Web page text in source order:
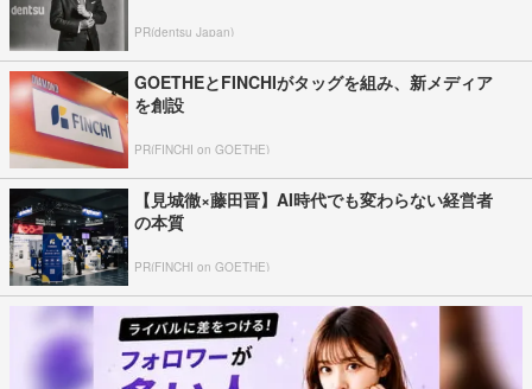
PR(dentsu Japan)
GOETHEとFINCHIがタッグを組み、新メディア
を創設
PR(FINCHI on GOETHE)
【見城徹×藤田晋】AI時代でも変わらない経営者
の本質
PR(FINCHI on GOETHE)